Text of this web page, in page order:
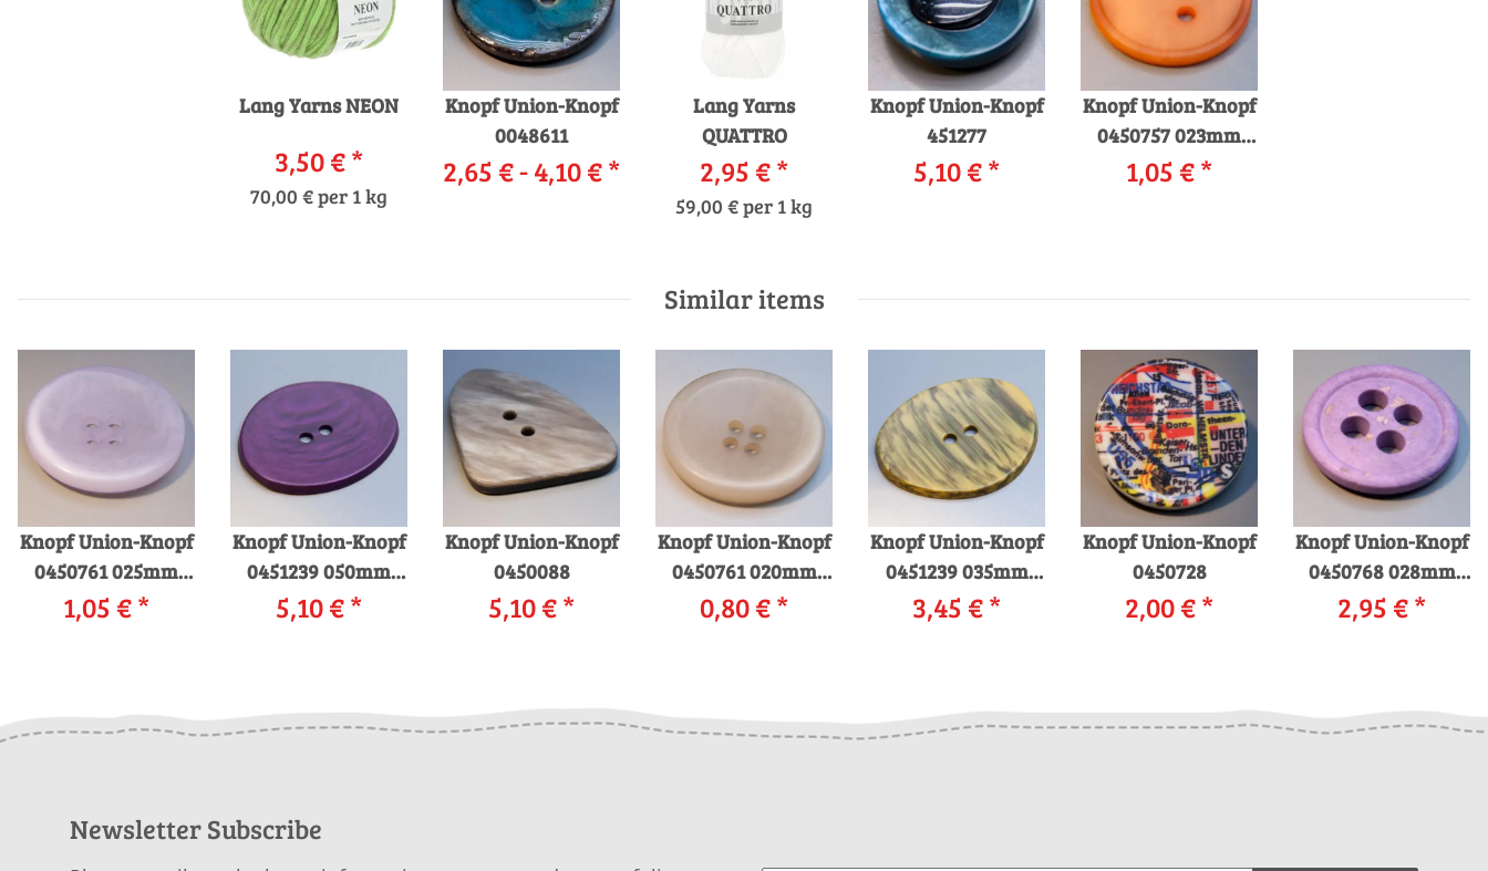
Lang Yarns NEON
3,50 €*
70,00 € per 1 kg
Knopf Union-Knopf
0048611
2,65 € -4,10 €*
Lang Yarns
QUATTRO
2,95 €*
59,00 € per 1 kg
Knopf Union-Knopf
451277
5,10 €*
Knopf Union-Knopf
0450757 023mm
0042 orange
1,05 €*
Similar items
Knopf Union-Knopf
0450761 025mm
0060 flieder
1,05 €*
Knopf Union-Knopf
0451239 050mm
0062 lila
5,10 €*
Knopf Union-Knopf
0450088
5,10 €*
Knopf Union-Knopf
0450761 020mm
0016 beige
0,80 €*
Knopf Union-Knopf
0451239 035mm
0040 gelb
3,45 €*
Knopf Union-Knopf
0450728
2,00 €*
Knopf Union-Knopf
0450768 028mm
0060 lila
2,95 €*
Newsletter Subscribe